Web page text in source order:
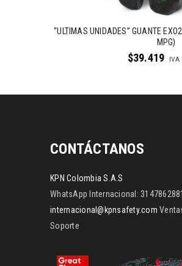
“ULTIMAS UNIDADES” GUANTE
MPG)
$39.419
CONTÁCTANOS
KPN Colombia S.A.S
WhatsApp Internacional: 3147862881
internacional@kpnsafety.com
Soporte